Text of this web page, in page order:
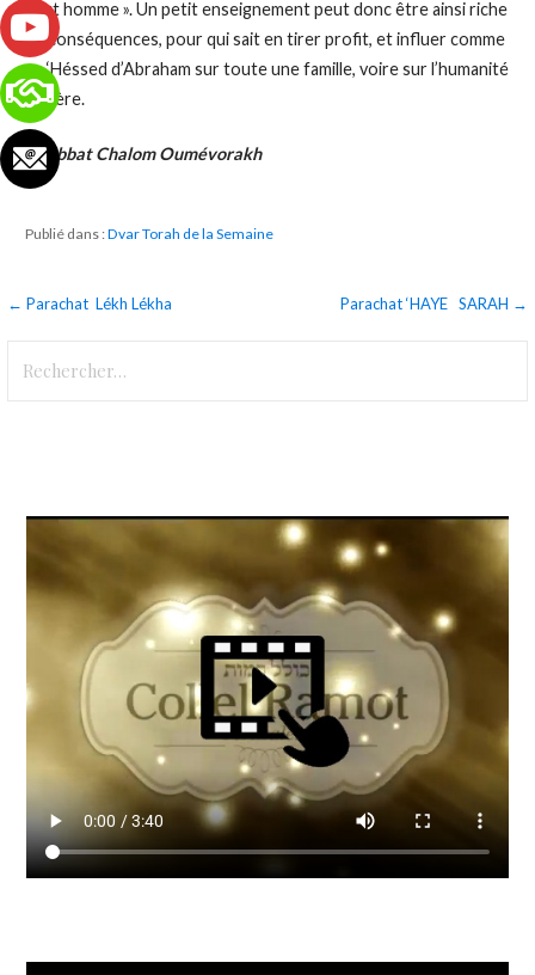
tout homme ». Un petit enseignement peut donc être ainsi riche
de conséquences, pour qui sait en tirer profit, et influer comme
ce ‘Héssed d’Abraham sur toute une famille, voire sur l’humanité
entière.
Chabbat Chalom Oumévorakh
Publié dans :Dvar Torah de la Semaine
Navigation
← Parachat Lékh Lékha Parachat ‘HAYE SARAH →